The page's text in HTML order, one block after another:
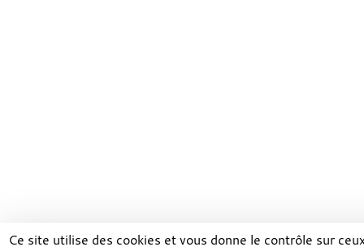
Ce site utilise des cookies et vous donne le contrôle sur